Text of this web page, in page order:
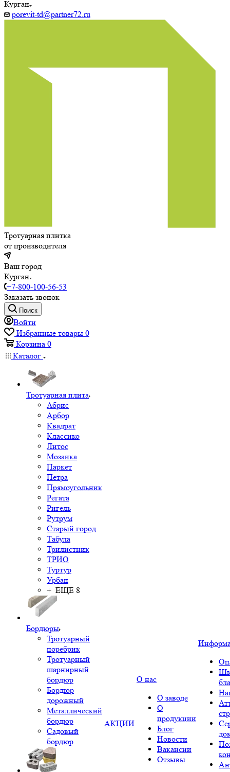
Курган
porevit-td@partner72.ru
Тротуарная плитка
от производителя
Ваш город
Курган
+7-800-100-56-53
Заказать звонок
Поиск
Войти
Избранные товары 0
Корзина 0
Каталог
Тротуарная плита
Абрис
Арбор
Квадрат
Классико
Литос
Мозаика
Паркет
Петра
Прямоугольник
Регата
Ригель
Рутрум
Старый город
Табула
Трилистник
ТРИО
Туртур
Урбан
+ ЕЩЕ 8
Бордюры
Тротуарный
поребрик
Тротуарный
шарнирный
бордюр
Бордюр
дорожный
Металлический
бордюр
Садовый
бордюр
АКЦИИ
О нас
О заводе
О
продукции
Блог
Новости
Вакансии
Отзывы